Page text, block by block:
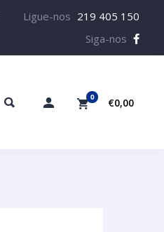
Ligue-nos 219 405 150
Siga-nos
0 €0,00